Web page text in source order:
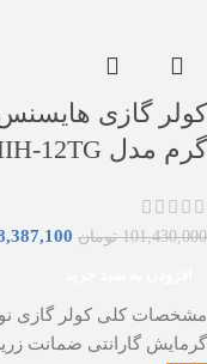
گرم مدل HIH-12TG زرین کاسپین
101,430,000 تومان
مشخصات کلی کولر گازی
گرمایش گارانتی ضمانت زرین (5 سال ضمانت کمپرسور